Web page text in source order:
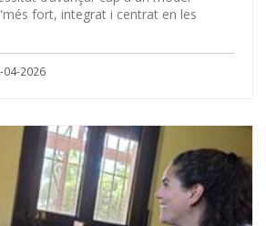
fort, integrat i centrat en les
04-2026